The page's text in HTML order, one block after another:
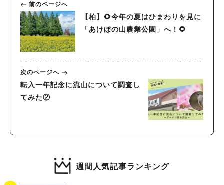
前のページへ
【柏】🌻今年の夏はひまわりを見に
「あけぼの山農業公園」へ！🌻
次のページへ
転入一年記念に流山について調査し
てみた②
週間人気記事ランキング